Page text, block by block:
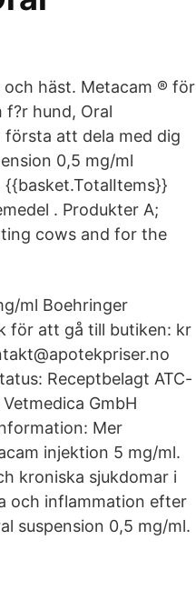
häst. Metacam ® för
hund, Oral
första att dela med dig
0,5 mg/ml
. Produkter A;
cows and for the
ml Boehringer
för att gå till butiken: kr
Receptbelagt ATC-
GmbH
Mer
injektion 5 mg/ml.
kroniska sjukdomar i
och inflammation efter
suspension 0,5 mg/ml.